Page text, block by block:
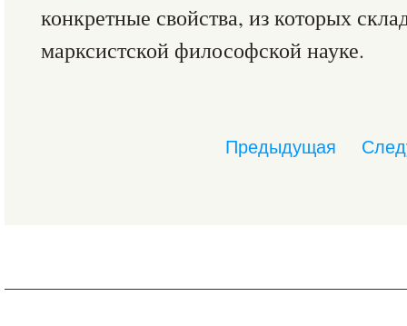
конкретные свойства, из которых
марксистской философской науке.
Предыдущая